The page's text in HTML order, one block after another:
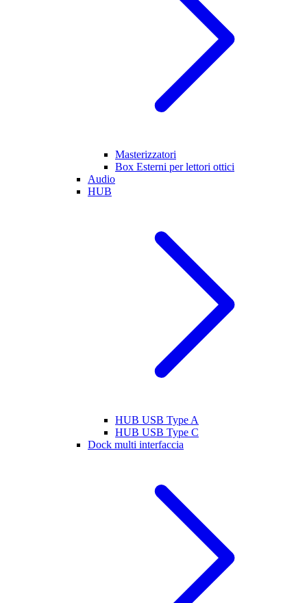
Masterizzatori
Box Esterni per lettori ottici
Audio
HUB
HUB USB Type A
HUB USB Type C
Dock multi interfaccia